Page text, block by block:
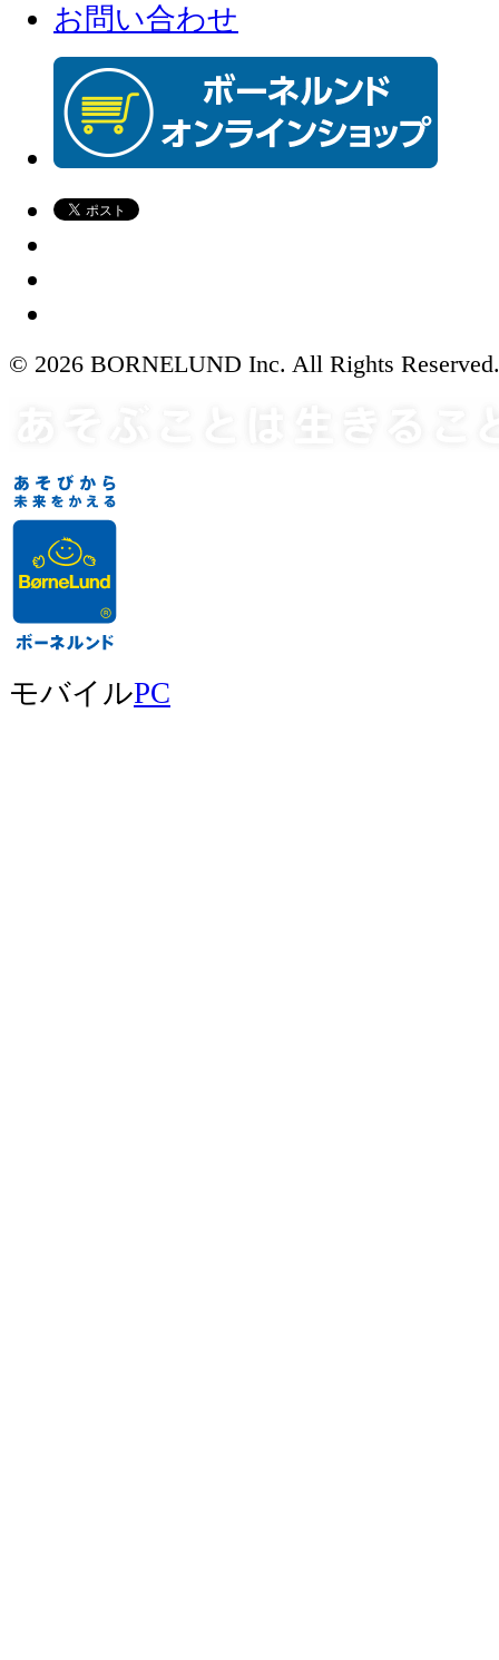
お問い合わせ
© 2026 BORNELUND Inc. All Rights Reserved.
モバイルPC